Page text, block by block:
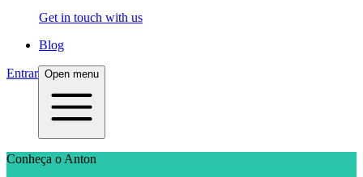
Get in touch with us
Blog
Entrar Open menu
Conheça o Anton